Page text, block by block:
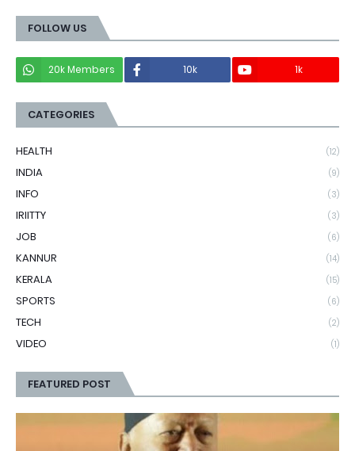
FOLLOW US
20k Members 10k 1k
CATEGORIES
HEALTH (12)
INDIA (9)
INFO (3)
IRIITTY (3)
JOB (6)
KANNUR (14)
KERALA (15)
SPORTS (6)
TECH (2)
VIDEO (1)
FEATURED POST